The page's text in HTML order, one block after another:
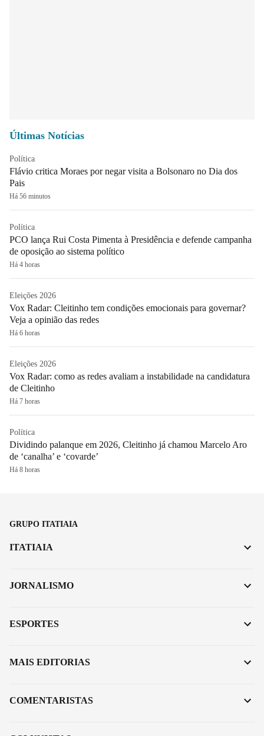
Últimas Notícias
Política
Flávio critica Moraes por negar visita a Bolsonaro no Dia dos
Pais
Há 56 minutos
Política
PCO lança Rui Costa Pimenta à Presidência e defende campanha
de oposição ao sistema político
Há 4 horas
Eleições 2026
Vox Radar: Cleitinho tem condições emocionais para governar?
Veja a opinião das redes
Há 6 horas
Eleições 2026
Vox Radar: como as redes avaliam a instabilidade na candidatura
de Cleitinho
Há 7 horas
Política
Dividindo palanque em 2026, Cleitinho já chamou Marcelo Aro
de ‘canalha’ e ‘covarde’
Há 8 horas
GRUPO ITATIAIA
ITATIAIA
JORNALISMO
ESPORTES
MAIS EDITORIAS
COMENTARISTAS